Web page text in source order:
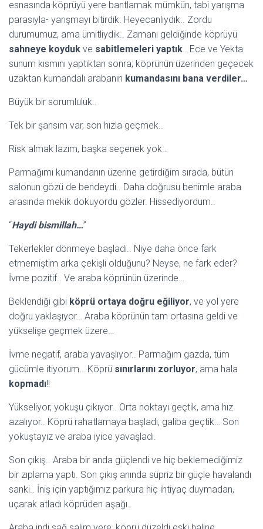
esnasında köprüyü yere bantlamak mümkün, tabi yarışma
parasıyla- yarışmayı bitirdik. Heyecanlıydık.. Zordu
durumumuz, ama ümitliydik.. Zamanı geldiğinde köprüyü
sahneye koyduk ve sabitlemeleri yaptık.. Ece ve Yekta
sunum kısmını yaptıktan sonra; köprünün üzerinden geçecek
uzaktan kumandalı arabanın kumandasını bana verdiler…
Büyük bir sorumluluk..
Tek bir şansım var, son hızla geçmek..
Risk almak lazım, başka seçenek yok…
Parmağımı kumandanın üzerine getirdiğim sırada, bütün
salonun gözü de bendeydi.. Daha doğrusu benimle araba
arasında mekik dokuyordu gözler. Hissediyordum..
“Haydi bismillah…”
Tekerlekler dönmeye başladı.. Niye daha önce fark
etmemiştim arka çekişli olduğunu? Neyse, ne fark eder?
İvme pozitif.. Ve araba köprünün üzerinde…
Beklendiği gibi köprü ortaya doğru eğiliyor, ve yol yere
doğru yaklaşıyor… Araba köprünün tam ortasına geldi ve
yükselişe geçmek üzere…
İvme negatif, araba yavaşlıyor.. Parmağım gazda, tüm
gücümle itiyorum… Köprü sınırlarını zorluyor, ama hala
kopmadı!!
Yükseliyor, yokuşu çıkıyor.. Orta noktayı geçtik, ama hız
azalıyor.. Köprü rahatlamaya başladı, galiba geçtik… Son
yokuştayız ve araba iyice yavaşladı.
Son çıkış.. Araba bir anda güçlendi ve hiç beklemediğimiz
bir zıplama yaptı. Son çıkış anında süpriz bir güçle havalandı
sanki.. İniş için yaptığımız parkura hiç ihtiyaç duymadan,
uçarak atladı köprüden aşağı..